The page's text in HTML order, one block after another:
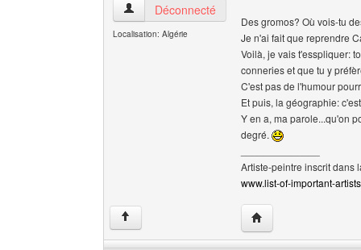
lsdreams Voir le profil de l'utilisateur
Déconnecté
Localisation: Algérie
Des gromos? Où vois-tu
Je n'ai fait que reprendre
Voilà, je vais t'esspliquer:
conneries et que tu y
C'est pas de l'humour
Et puis, la géographie:
Y en a, ma parole...qu'on
degré.
Artiste-peintre inscrit dans
www.list-of-important-
↑ Visiter le site web